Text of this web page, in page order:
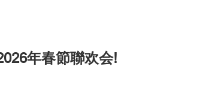
年春節聯欢会!